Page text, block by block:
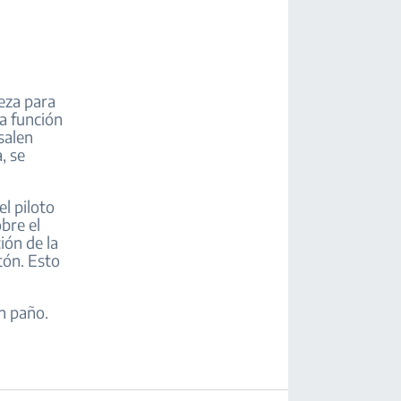
para
función
se
piloto
el
de la
Esto
paño.